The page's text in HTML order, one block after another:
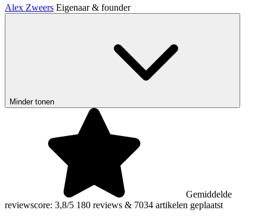
Alex Zweers Eigenaar & founder
Minder tonen
Gemiddelde
reviewscore: 3,8/5 180 reviews & 7034 artikelen geplaatst